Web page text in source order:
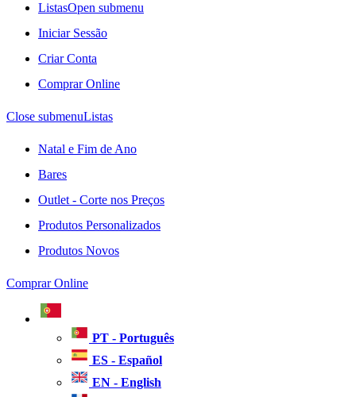
ListasOpen submenu
Iniciar Sessão
Criar Conta
Comprar Online
Close submenuListas
Natal e Fim de Ano
Bares
Outlet - Corte nos Preços
Produtos Personalizados
Produtos Novos
Comprar Online
PT - Português
ES - Español
EN - English